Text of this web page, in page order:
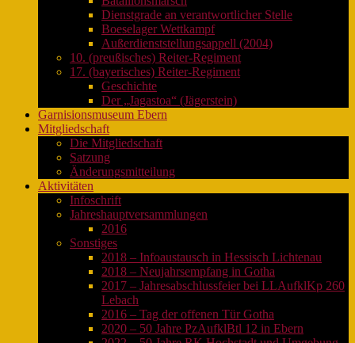
Dienstgrade an verantwortlicher Stelle
Boeselager Wettkampf
Außerdienststellungsappell (2004)
10. (preußisches) Reiter-Regiment
17. (bayerisches) Reiter-Regiment
Geschichte
Der „Jagastoa“ (Jägerstein)
Garnisionsmuseum Ebern
Mitgliedschaft
Die Mitgliedschaft
Satzung
Änderungsmitteilung
Aktivitäten
Infoschrift
Jahreshauptversammlungen
2016
Sonstiges
2018 – Infoaustausch in Hessisch Lichtenau
2018 – Neujahrsempfang in Gotha
2017 – Jahresabschlussfeier bei LLAufklKp 260
Lebach
2016 – Tag der offenen Tür Gotha
2020 – 50 Jahre PzAufklBtl 12 in Ebern